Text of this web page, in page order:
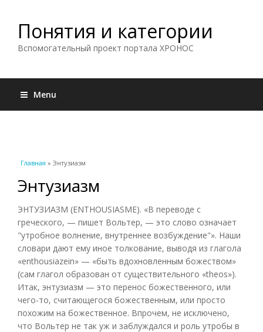
Понятия и категории
Вспомогательный проект портала ХРОНОС
Menu
Вы здесь
Главная » Энтузиазм
Энтузиазм
ЭНТУЗИАЗМ (ENTHOUSIASME). «В переводе с
греческого, — пишет Вольтер, — это слово означает
"утробное волнение, внутреннее возбуждение"». Наши
словари дают ему иное толкование, выводя из глагола
«enthousiazein» — «быть вдохновленным божеством»
(сам глагол образован от существительного «theos»).
Итак, энтузиазм — это перенос божественного, или
чего-то, считающегося божественным, или просто
похожим на божественное. Впрочем, не исключено,
что Вольтер не так уж и заблуждался и роль утробы в